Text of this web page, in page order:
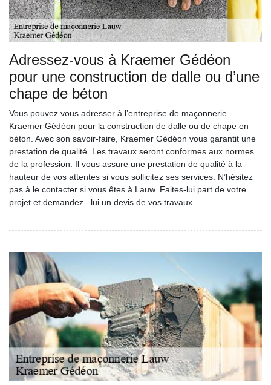
Adressez-vous à Kraemer Gédéon
pour une construction de dalle ou d’une
chape de béton
Vous pouvez vous adresser à l’entreprise de maçonnerie
Kraemer Gédéon pour la construction de dalle ou de chape en
béton. Avec son savoir-faire, Kraemer Gédéon vous garantit une
prestation de qualité. Les travaux seront conformes aux normes
de la profession. Il vous assure une prestation de qualité à la
hauteur de vos attentes si vous sollicitez ses services. N’hésitez
pas à le contacter si vous êtes à Lauw. Faites-lui part de votre
projet et demandez –lui un devis de vos travaux.